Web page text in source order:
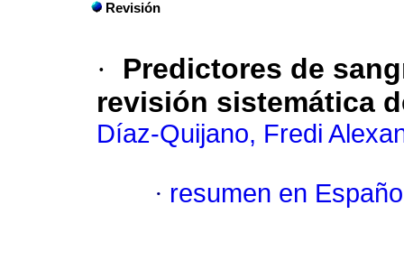
Revisión
·
Predictores de
revisión sistemática
Díaz-Quijano, Fredi
· resumen en